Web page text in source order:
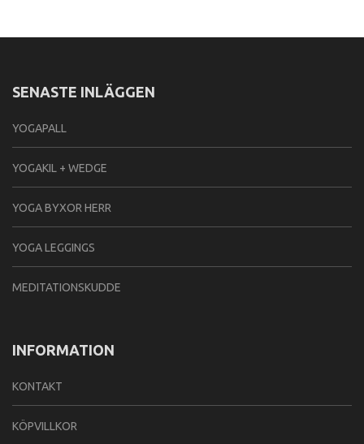
SENASTE INLÄGGEN
YOGAPALL
YOGAKIL + WEDGE
YOGA BYXOR HERR
YOGA LEGGINGS
MEDITATIONSKUDDE
INFORMATION
KONTAKT
KÖPVILLKOR